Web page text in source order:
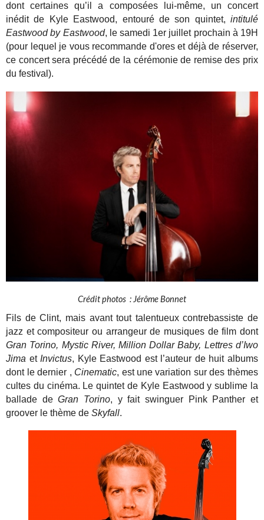
dont certaines qu’il a composées lui-même, un concert
inédit de Kyle Eastwood, entouré de son quintet, intitulé
Eastwoodby Eastwood, le samedi 1er juillet prochain à 19H
(pour lequel je vous recommande d'ores et déjà de réserver,
ce concert sera précédé de la cérémonie de remise des prix
du festival).
Crédit photos : Jérôme Bonnet
Fils de Clint, mais avant tout talentueux contrebassiste de
jazz et compositeur ou arrangeur de musiques de film dont
Gran Torino, Mystic River, Million Dollar Baby, Lettres d’Iwo
Jima et Invictus, Kyle Eastwood est l’auteur de huit albums
dont le dernier , Cinematic, est une variation sur des thèmes
cultes du cinéma. Le quintet de Kyle Eastwood y sublime la
ballade deGran Torino, y fait swinguer Pink Panther et
groover le thème deSkyfall.